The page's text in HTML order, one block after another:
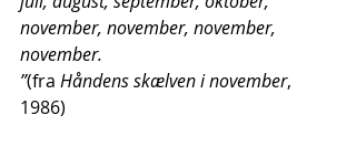
november, november, november,
november.
”(fra Håndens skælven i november,
1986)